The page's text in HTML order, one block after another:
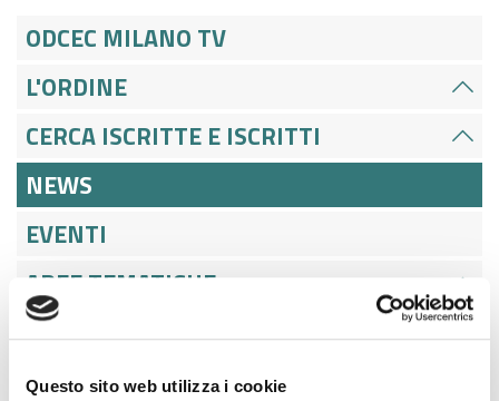
Questo sito web utilizza i cookie
ODCEC MILANO TV
L'ORDINE
CERCA ISCRITTE E ISCRITTI
NEWS
EVENTI
AREE TEMATICHE
UTILITÀ
CALENDARIO EVENTI
OPERE PUBBLICHE
INTERVENTI STRAORDINARI E DI EMERGENZA